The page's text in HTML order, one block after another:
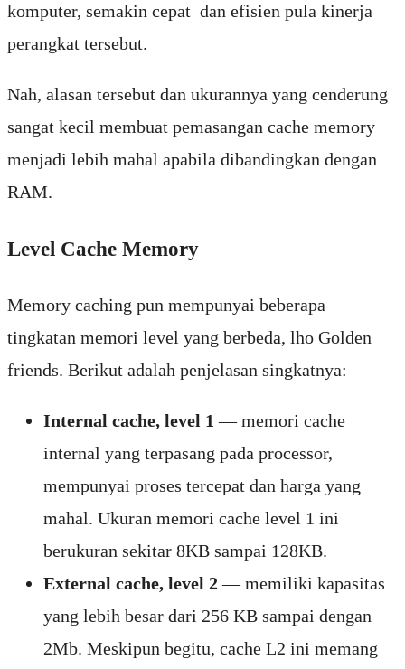
komputer, semakin cepat dan efisien pula kinerja
perangkat tersebut.
Nah, alasan tersebut dan ukurannya yang cenderung
sangat kecil membuat pemasangan cache memory
menjadi lebih mahal apabila dibandingkan dengan
RAM.
Level Cache Memory
Memory caching pun mempunyai beberapa
tingkatan memori level yang berbeda, lho Golden
friends. Berikut adalah penjelasan singkatnya:
Internal cache, level 1 — memori cache
internal yang terpasang pada processor,
mempunyai proses tercepat dan harga yang
mahal. Ukuran memori cache level 1 ini
berukuran sekitar 8KB sampai 128KB.
External cache, level 2— memiliki kapasitas
yang lebih besar dari 256 KB sampai dengan
2Mb. Meskipun begitu, cache L2 ini memang